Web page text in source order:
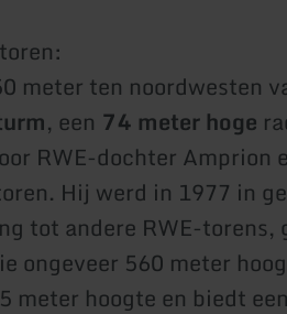
meter ten noordwesten
, een 74 meter hoge
RWE-dochter Amprion
Hij werd in 1977 in
tot andere RWE-torens,
ongeveer 560 meter
meter hoogte en biedt een